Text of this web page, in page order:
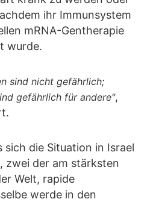
ihr Immunsystem
mRNA-Gentherapie
wurde.
sind nicht gefährlich;
gefährlich für andere",
sich die Situation in Israel
zwei der am stärksten
Welt, rapide
werde in den